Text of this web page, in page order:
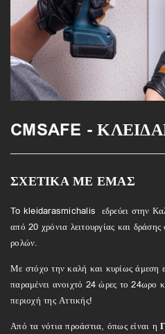
CMSAFE -
ΣΧΕΤΙΚΑ ΜΕ ΕΜΑΣ
To kleidarasmichalis εδρεύει στην
από 20 χρόνια λειτουργίας και
ρολών.
Με στόχο την καλή και κυρίως άμεση
παραμένει ανοιχτό 24 ώρες το 24ωρο
περιοχή της Αττικής!
Από τα νότια προάστια, όπως είναι η